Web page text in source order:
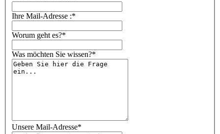
Ihre Mail-Adresse :*
Worum geht es?*
Was möchten Sie wissen?*
Unsere Mail-Adresse*